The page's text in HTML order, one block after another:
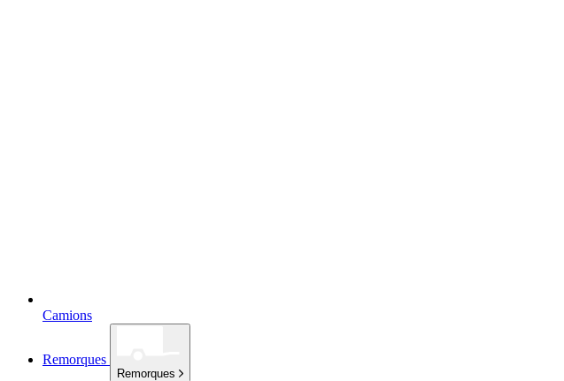
Camions
Remorques
Remorques